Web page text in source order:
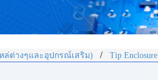
หล่ต่างๆและอุปกรณ์เสริม) / Tip Enclosure